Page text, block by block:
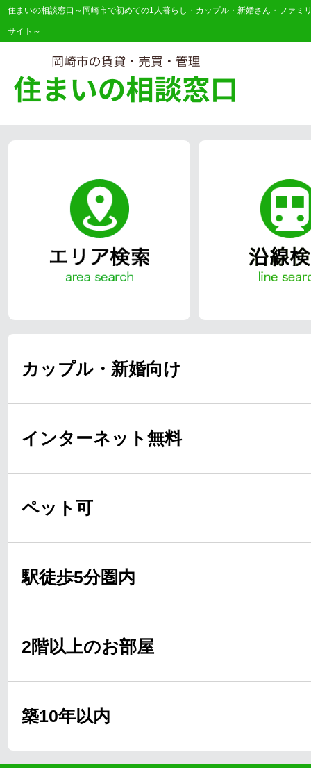
住まいの相談窓口～岡崎市で初めての1人暮らし・カップル・新婚さん・ファミ
サイト～
カップル・新婚向け
インターネット無料
ペット可
駅徒歩5分圏内
2階以上のお部屋
築10年以内